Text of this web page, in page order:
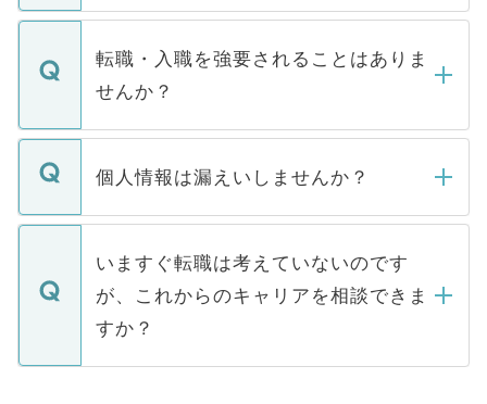
ます。通常、5営業日以内にはご連絡をせて
いただきますので、しばらくお待ちくださ
マイナビDOCTORで取り扱っている求人の
うち約3割は、Webサイトからご覧いただ
けない「非公開求人」です。非公開求人は
下記の理由によって、一般には公開してい
ません。
■応募殺到を避けるため 人気のある医療機
関を公にしてしまうと、応募が殺到する場
に、医療機関が求める条件に合った人材の
みを人材紹介会社に依頼するケースが増え
ています。
転職・入職を強要されることはありま
せんか？
転職・入職を強要することは一切ありませ
ん。また、仮に応募先から内定をいただい
定を承諾する必要はありません。内定先へ
の辞退の連絡はキャリアパートナーが行い
個人情報は漏えいしませんか？
個人情報が漏えいすることはありませんの
で、ご安心ください。当サイトからの登録
などで収集したご登録者様の個人情報は、
ご本人のキャリアアップおよび転職活動の
支援を目的に使用いたします。お預かりし
ているすべての個人データはご本人の許可
いますぐ転職は考えていないのです
が、これからのキャリアを相談できま
すか？